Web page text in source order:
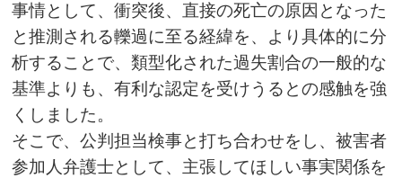
事情として、衝突後、直接の死亡の原因となった
と推測される轢過に至る経緯を、より具体的に分
析することで、類型化された過失割合の一般的な
基準よりも、有利な認定を受けうるとの感触を強
くしました。
そこで、公判担当検事と打ち合わせをし、被害者
参加人弁護士として、主張してほしい事実関係を